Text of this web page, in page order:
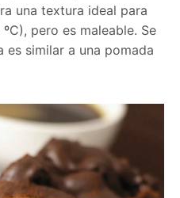
una textura ideal para
pero es maleable. Se
es similar a una pomada